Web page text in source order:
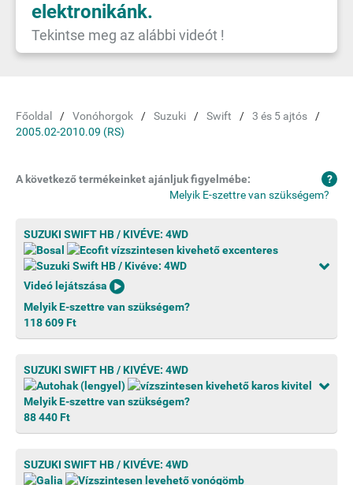
elektronikánk.
Tekintse meg az alábbi videót !
Főoldal Vonóhorgok Suzuki Swift
3 és 5 ajtós
2005.02-2010.09 (RS)
A következő termékeinket ajánljuk figyelmébe:
Melyik E-szettre van szükségem?
SUZUKI SWIFT HB / KIVÉVE: 4WD
Videó lejátszása
Melyik E-szettre van szükségem?
118 609 Ft
SUZUKI SWIFT HB / KIVÉVE: 4WD
Melyik E-szettre van szükségem?
88 440 Ft
SUZUKI SWIFT HB / KIVÉVE: 4WD